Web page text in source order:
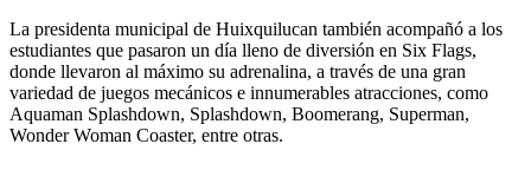
La presidenta municipal de Huixquilucan también acompañó a los
estudiantes que pasaron un día lleno de diversión en Six Flags,
donde llevaron al máximo su adrenalina, a través de una gran
variedad de juegos mecánicos e innumerables atracciones, como
Aquaman Splashdown, Splashdown, Boomerang, Superman,
Wonder Woman Coaster, entre otras.